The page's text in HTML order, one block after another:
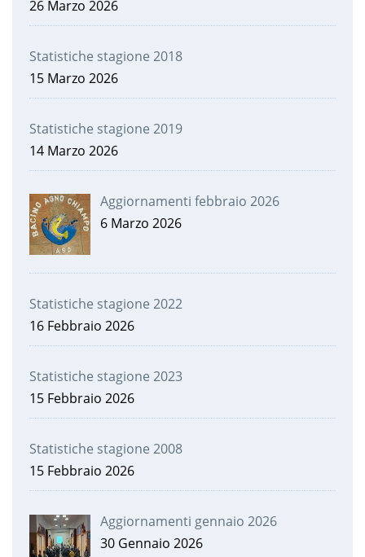
26 Marzo 2026
Statistiche stagione 2018
15 Marzo 2026
Statistiche stagione 2019
14 Marzo 2026
Aggiornamenti febbraio 2026
6 Marzo 2026
Statistiche stagione 2022
16 Febbraio 2026
Statistiche stagione 2023
15 Febbraio 2026
Statistiche stagione 2008
15 Febbraio 2026
Aggiornamenti gennaio 2026
30 Gennaio 2026